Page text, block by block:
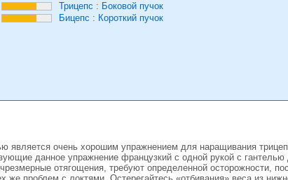
Трицепс : Боковой пучок
Бицепс : Короткий пучок
является очень хорошим упражнением для наращивания
данное упражнение французкий с одной рукой с
отягощения, требуют определенной осторожности,